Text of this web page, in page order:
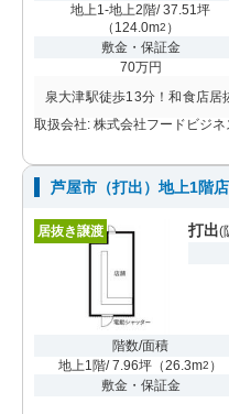
地上1-地上2階/ 37.51坪
（ 124.0m2 ）
敷金・保証金
70万円
泉大津駅徒歩13分！和食店居
取扱会社: 株式会社フードビジネ
芦屋市（打出）地上1階
居抜き譲渡 打出(
階数/面積
地上1階/ 7.96坪 （26.3m2 ）
敷金・保証金